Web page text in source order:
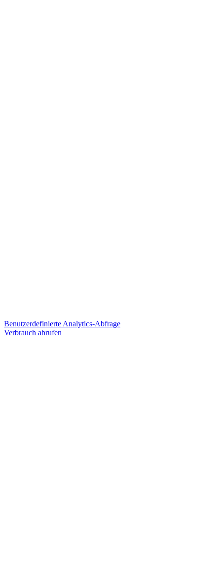
Benutzerdefinierte Analytics-Abfrage
Verbrauch abrufen